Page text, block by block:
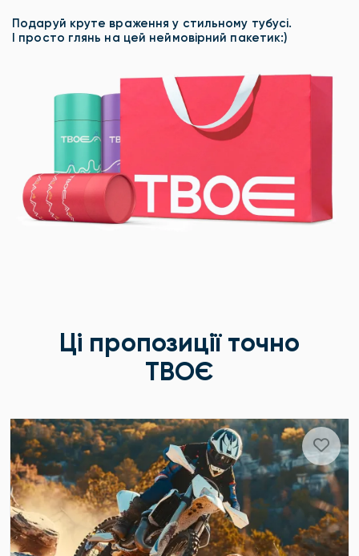
Подаруй круте враження у стильному тубусі.
І просто глянь на цей неймовірний пакетик:)
Ці пропозиції точно
ТВОЄ